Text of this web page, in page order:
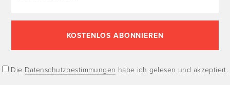
Die Datenschutzbestimmungen habe ich gelesen und akzeptiert.